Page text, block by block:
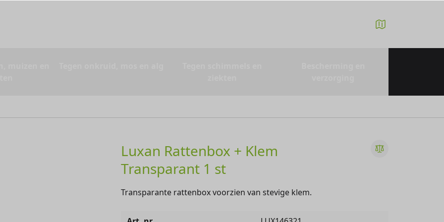
Luxan Rattenbox + Klem
Transparant 1 st
Transparante rattenbox voorzien van stevige klem.